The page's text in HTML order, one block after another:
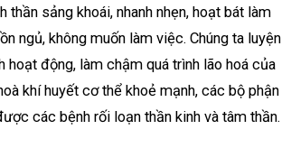
sảng khoái, nhanh nhẹn, hoạt bát làm
ngủ, không muốn làm việc. Chúng ta luyện
động, làm chậm quá trình lão hoá của
khí huyết cơ thể khoẻ mạnh, các bộ phận
các bệnh rối loạn thần kinh và tâm thần.